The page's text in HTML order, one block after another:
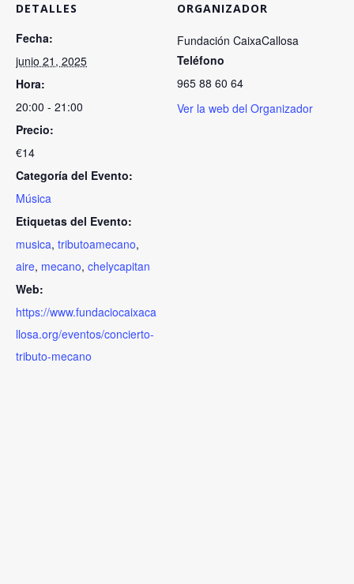
DETALLES
Fecha:
junio 21, 2025
Hora:
20:00 - 21:00
Precio:
€14
Categoría del Evento:
Música
Etiquetas del Evento:
musica, tributoamecano,
aire, mecano, chelycapitan
Web:
https://www.fundaciocaixaca
llosa.org/eventos/concierto-
tributo-mecano
ORGANIZADOR
Fundación CaixaCallosa
Teléfono
965 88 60 64
Ver la web del Organizador